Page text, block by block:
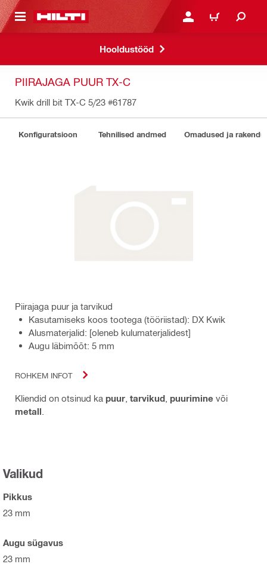
JUURDE LOGI SISSE VÕI
OSTUKORV
Hooldustööd
PIIRAJAGA PUUR TX-C
Kwik drill bit TX-C 5/23 #61787
Konfiguratsioon Tehnilised andmed Omadused ja
Piirajaga puur ja tarvikud
Kasutamiseks koos tootega (tööriistad): DX Kwik
Alusmaterjalid: [oleneb kulumaterjalidest]
Augu läbimõõt: 5 mm
ROHKEM INFOT
Kliendid on otsinud ka puur tarvikud puurimine või
metall
Valikud
Pikkus
23 mm
Augu sügavus
23 mm